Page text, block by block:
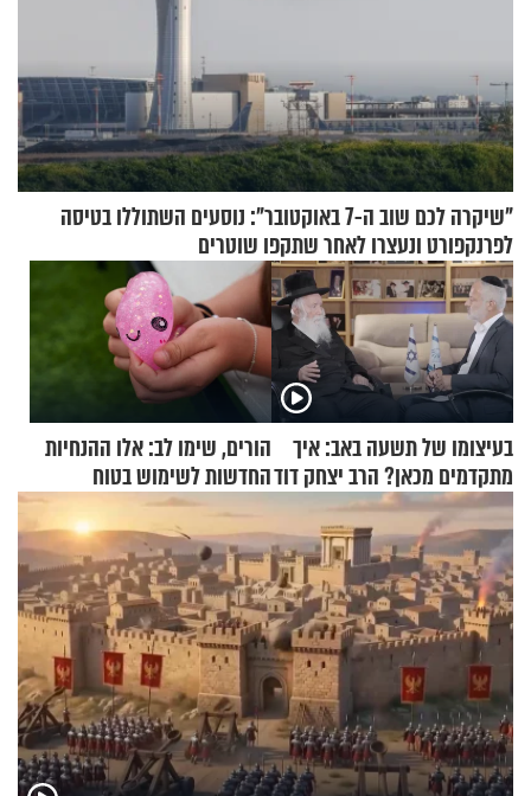
"שיקרה לכם שוב ה-7 באוקטובר": נוסעים השתוללו בטיסה
לפרנקפורט ונעצרו לאחר שתקפו שוטרים
בעיצומו של תשעה באב: איך
מתקדמים מכאן? הרב יצחק דוד
גרוסמן בשיחה מיוחדת
הורים, שימו לב: אלו ההנחיות
החדשות לשימוש בטוח
בסקווישי לאחר מקרי אשפוז